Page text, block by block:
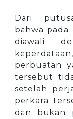
Dari
bahwa pada
diawali
perbuatan
tersebut
setelah
perkara
dan bukan